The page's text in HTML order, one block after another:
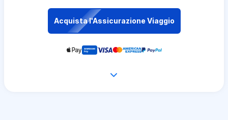
Acquista l'Assicurazione Viaggio